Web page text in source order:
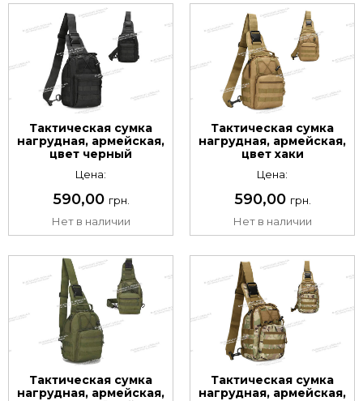
Тактическая сумка
нагрудная, армейская,
цвет черный
Цена:
590,00 грн.
Нет в наличии
Тактическая сумка
нагрудная, армейская,
цвет хаки
Цена:
590,00 грн.
Нет в наличии
Тактическая сумка
нагрудная, армейская,
Тактическая сумка
нагрудная, армейская,